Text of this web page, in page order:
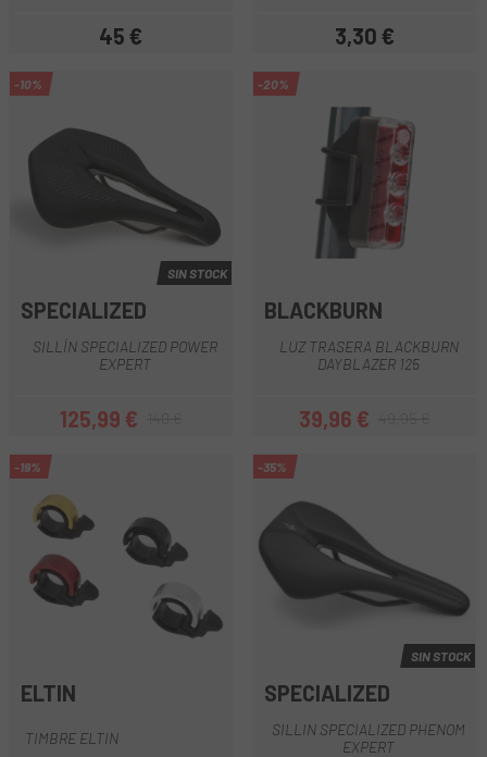
Precio
45 € Precio
3,30 €
-10%
SIN STOCK
SPECIALIZED
SILLÍN SPECIALIZED POWER
EXPERT
Precio
125,99 €Precio regular
-20%
BLACKBURN
LUZ TRASERA BLACKBURN
DAYBLAZER 125
Precio
39,96 €Precio regular
-19%
ELTIN
TIMBRE ELTIN
-35%
SIN STOCK
SPECIALIZED
SILLIN SPECIALIZED PHENOM
EXPERT